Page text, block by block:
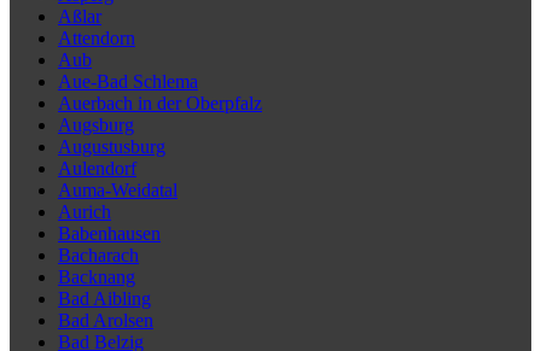
Aßlar
Attendorn
Aub
Aue-Bad Schlema
Auerbach in der Oberpfalz
Augsburg
Augustusburg
Aulendorf
Auma-Weidatal
Aurich
Babenhausen
Bacharach
Backnang
Bad Aibling
Bad Arolsen
Bad Belzig